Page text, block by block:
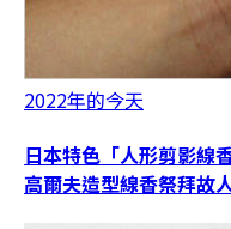
2022年的今天
日本特色「人形剪影線
高爾夫造型線香祭拜故